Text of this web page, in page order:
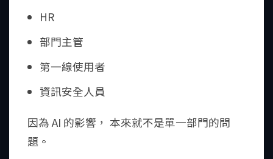
HR
部門主管
第一線使用者
資訊安全人員
因為 AI 的影響， 本來就不是單一部門的問
題。